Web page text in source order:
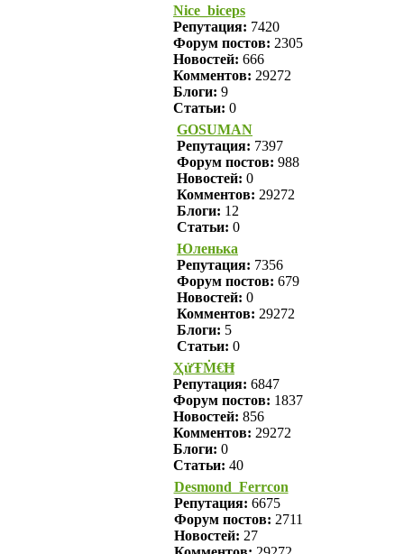
Nice_biceps
Репутация: 7420
Форум постов: 2305
Новостей: 666
Комментов: 29272
Блоги: 9
Статьи: 0
GOSUMAN
Репутация: 7397
Форум постов: 988
Новостей: 0
Комментов: 29272
Блоги: 12
Статьи: 0
Юленька
Репутация: 7356
Форум постов: 679
Новостей: 0
Комментов: 29272
Блоги: 5
Статьи: 0
ҲửŦṀ€Ħ
Репутация: 6847
Форум постов: 1837
Новостей: 856
Комментов: 29272
Блоги: 0
Статьи: 40
Desmond_Ferrcon
Репутация: 6675
Форум постов: 2711
Новостей: 27